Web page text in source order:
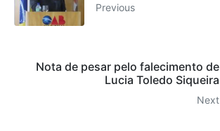
Previous
Nota de pesar pelo falecimento de
Lucia Toledo Siqueira
Next